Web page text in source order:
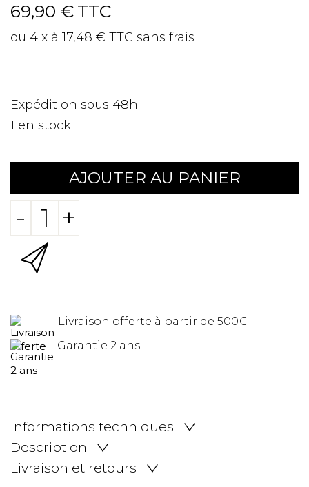
69,90 € TTC
ou 4 x à 17,48 € TTC sans frais
Expédition sous 48h
1 en stock
AJOUTER AU PANIER
- +
Livraison offerte à partir de 500€
Garantie 2 ans
Informations techniques
Description
Livraison et retours